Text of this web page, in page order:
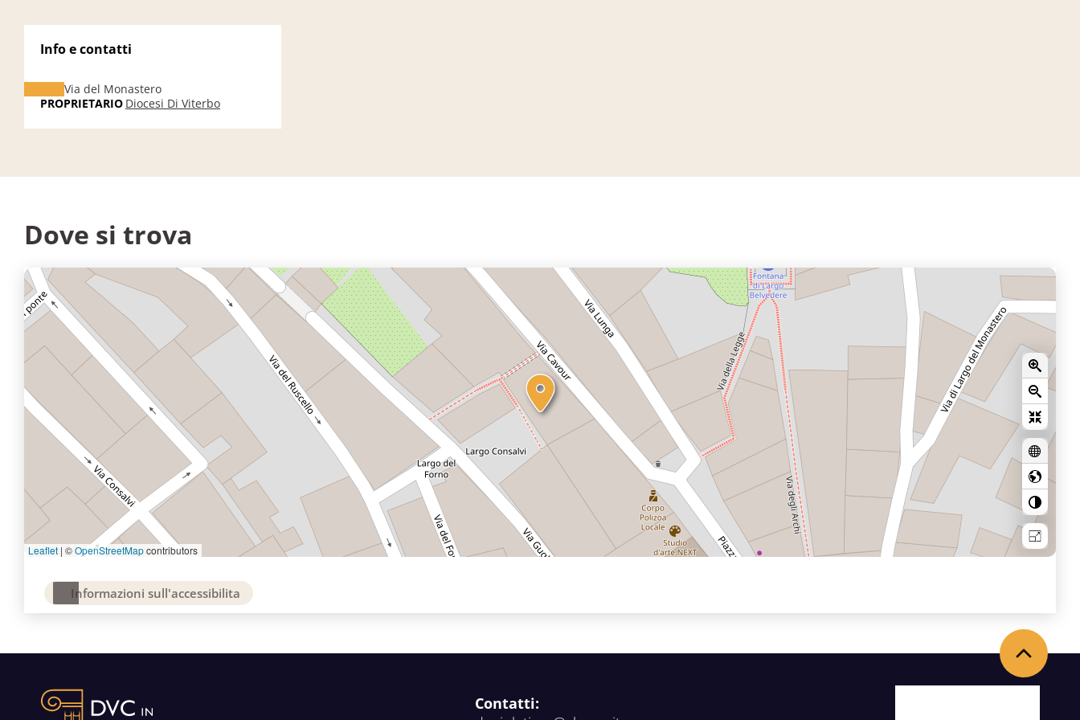
Info e contatti
Via del Monastero
PROPRIETARIO Diocesi Di Viterbo
Dove si trova
Leaflet | ©OpenStreetMapcontributors
Informazioni sull'accessibilita
Contatti:
Torna in alto